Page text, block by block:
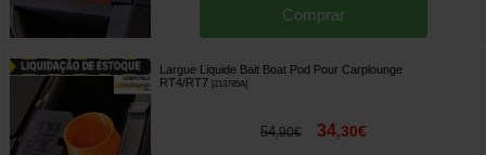
Comprar
Largue Liquide Bait Boat Pod Pour Carplounge
RT4/RT7
213785A]
54,90€ 34,30€